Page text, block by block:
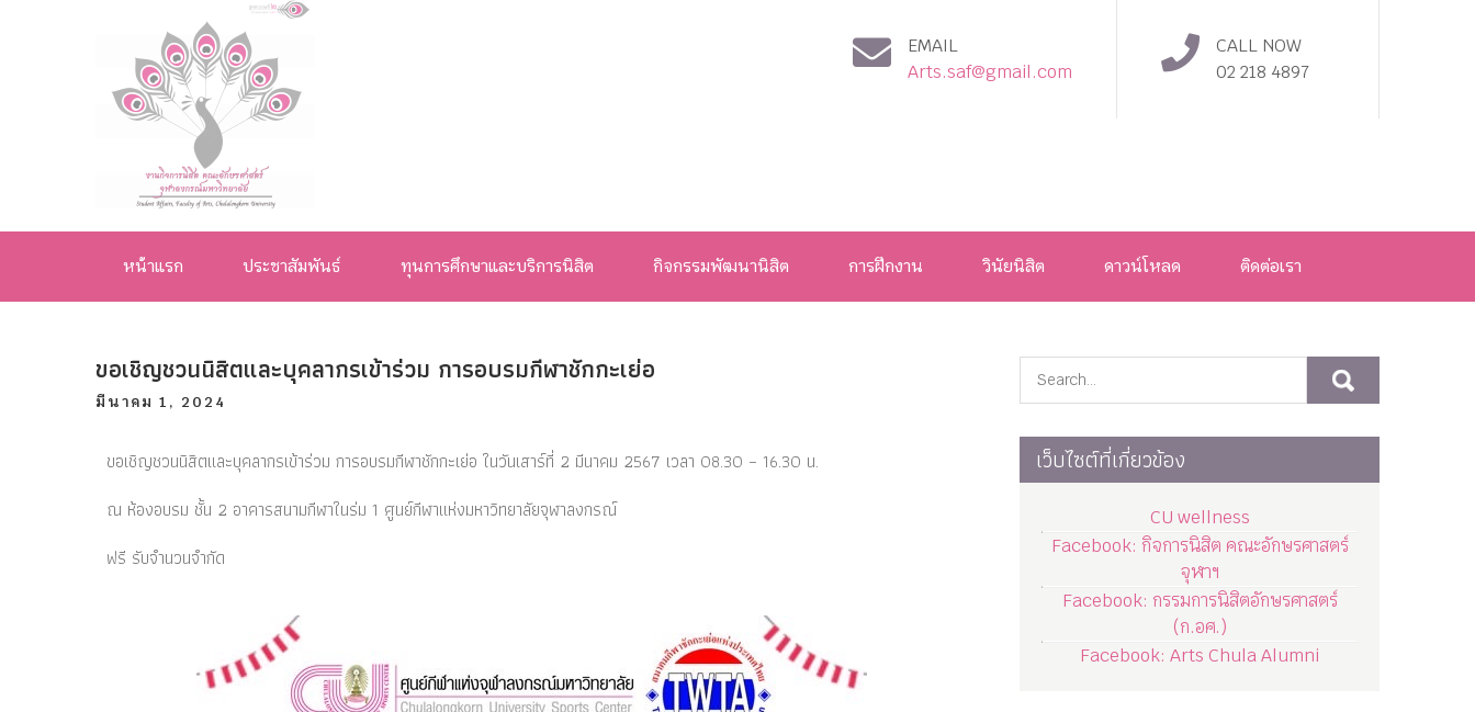
งานกิจการ
นิสิต คณะ
อักษรศาสตร์
จุฬาลงกรณ์
มหาวิทยาลัย
EMAIL
Arts.saf@gmail.com
CALL NOW
02 218 4897
หน้าแรก ประชาสัมพันธ์ ทุนการศึกษาและบริการนิสิต กิจกรรมพัฒนานิสิต การฝึกงาน วินัยนิสิต ดาวน์โหลด ติดต่อเรา
ขอเชิญชวนนิสิตและบุคลากรเข้าร่วม การอบรมกีฬาชักกะเย่อ
มีนาคม 1, 2024
ขอเชิญชวนนิสิตและบุคลากรเข้าร่วม การอบรมกีฬาชักกะเย่อ ในวันเสาร์ที่ 2 มีนาคม 2567 เวลา 08.30 – 16.30 น.
ณ ห้องอบรม ชั้น 2 อาคารสนามกีฬาในร่ม 1 ศูนย์กีฬาแห่งมหาวิทยาลัยจุฬาลงกรณ์
ฟรี รับจำนวนจำกัด
เว็บไซต์ที่เกี่ยวข้อง
CU wellness
Facebook: กิจการนิสิต คณะอักษรศาสตร์
จุฬาฯ
Facebook: กรรมการนิสิตอักษรศาสตร์
(ก.อศ.)
Facebook: Arts Chula Alumni